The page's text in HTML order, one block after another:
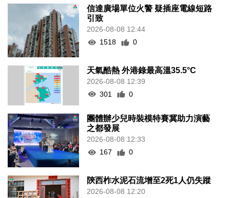
信達廣場單位火警 疑插座電線短路
引致
2026-08-08 12:44
1518
0
天氣酷熱 外港錄最高溫35.5°C
2026-08-08 12:39
301
0
團體辦少兒時裝模特賽冀助力演藝
之都發展
2026-08-08 12:33
167
0
陝西柞水泥石流增至2死1人仍失蹤
2026-08-08 12:20